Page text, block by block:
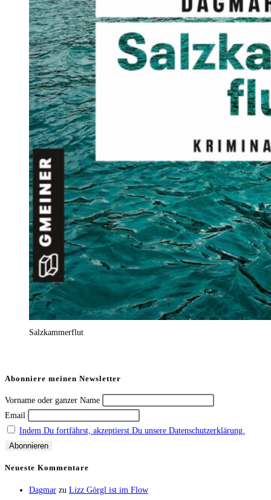
Salzkammerflut
Abonniere meinen Newsletter
Vorname oder ganzer Name
Email
Indem Du fortfährst, akzeptierst Du unsere Datenschutzerklärung.
Neueste Kommentare
Dagmar zu Lizz Görgl ist im Flow